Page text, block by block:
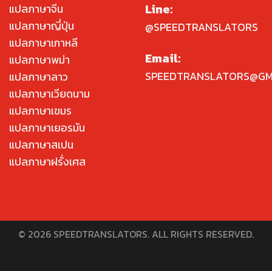
แปลภาษาจีน
แปลภาษาญี่ปุ่น
แปลภาษาเกาหลี
แปลภาษาพม่า
แปลภาษาลาว
แปลภาษาเวียดนาม
แปลภาษาเขมร
แปลภาษาเยอรมัน
แปลภาษาสเปน
แปลภาษาฝรั่งเศส
Line:
@SPEEDTRANSLATORS
Email:
© 2026 SPEEDTRANSLATORS. ALL RIGHTS RESERVED.